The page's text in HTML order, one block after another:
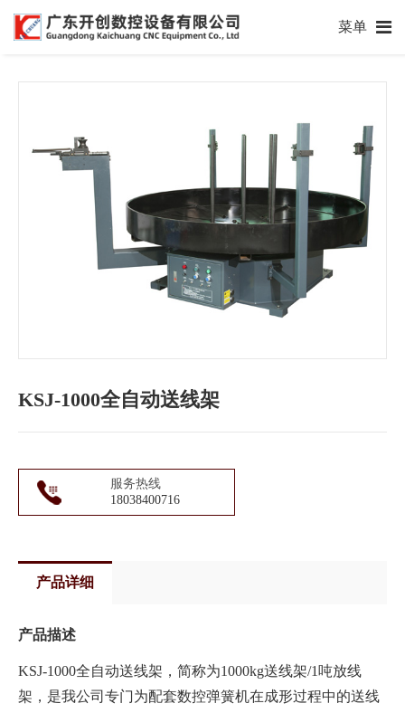
菜单
KSJ-1000全自动送线架
服务热线
18038400716
产品详细
产品描述
KSJ-1000全自动送线架，简称为1000kg送线架/1吨放线
架，是我公司专门为配套数控弹簧机在成形过程中的送线